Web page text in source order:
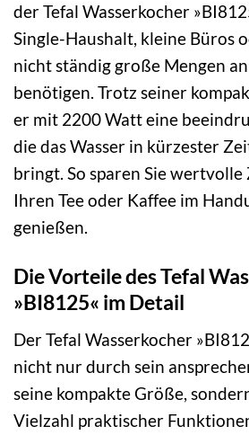
der Tefal Wasserkocher
Single-Haushalt, kleine Büros
nicht ständig große Mengen
benötigen. Trotz seiner
er mit 2200 Watt eine
die das Wasser in kürzester
bringt. So sparen Sie
Ihren Tee oder Kaffee im
genießen.
Die Vorteile des Tefal
»BI8125« im Detail
Der Tefal Wasserkocher
nicht nur durch sein
seine kompakte Größe,
Vielzahl praktischer